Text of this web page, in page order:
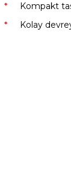
Kompakt
Kolay